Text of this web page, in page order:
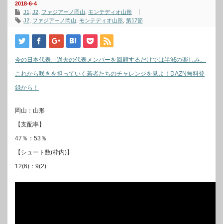
2018-6-4
J1
J2 ファジアーノ岡山 モンテディオ山形
J2 ファジアーノ岡山 モンテディオ山形 第17節
今の日本代表、過去の代表メンバーを回顧するだけでは半減の楽しみ。
これから咲きを担っていく若者たちのチャレンジを見よ！DAZN無料登
録から！
岡山：山形
【支配率】
47％：53％
【シュート数(枠内)】
12(6)：9(2)